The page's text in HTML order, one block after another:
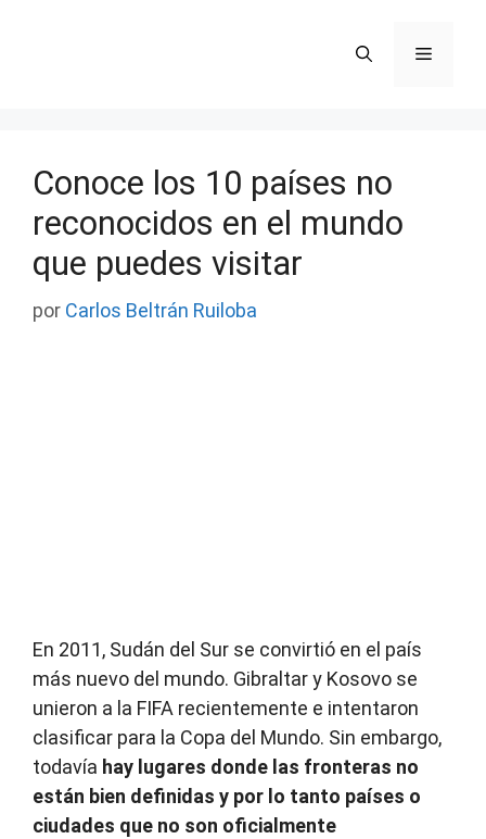
Menú
Conoce los 10 países no
reconocidos en el mundo
que puedes visitar
por Carlos Beltrán Ruiloba
En 2011, Sudán del Sur se convirtió en el país
más nuevo del mundo. Gibraltar y Kosovo se
unieron a la FIFA recientemente e intentaron
clasificar para la Copa del Mundo. Sin embargo,
todavía hay lugares donde las fronteras no
están bien definidas y por lo tanto países o
ciudades que no son oficialmente